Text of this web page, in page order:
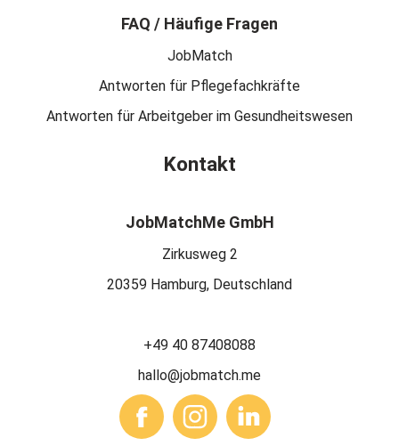
FAQ / Häufige Fragen
JobMatch
Antworten für Pflegefachkräfte
Antworten für Arbeitgeber im Gesundheitswesen
Kontakt
JobMatchMe GmbH
Zirkusweg 2
20359 Hamburg, Deutschland
+49 40 87408088
hallo@jobmatch.me